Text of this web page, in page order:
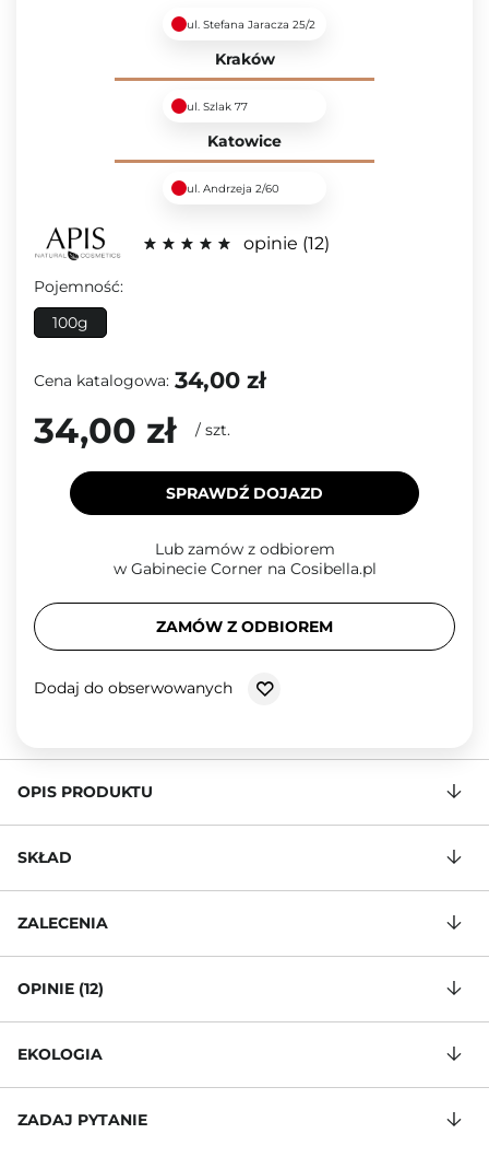
ul. Stefana Jaracza 25/2
Kraków
ul. Szlak 77
Katowice
ul. Andrzeja 2/60
opinie 12
Pojemność:
100g
Cena katalogowa: 34,00 zł
34,00 zł / szt.
SPRAWDŹ DOJAZD
Lub zamów z odbiorem
w Gabinecie Corner na Cosibella.pl
ZAMÓW Z ODBIOREM
Dodaj do obserwowanych
OPIS PRODUKTU
SKŁAD
ZALECENIA
OPINIE (12)
EKOLOGIA
ZADAJ PYTANIE